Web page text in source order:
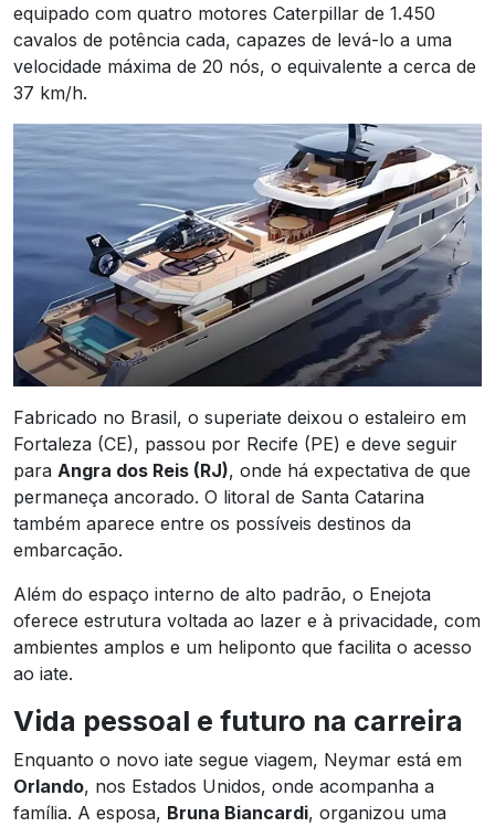
equipado com quatro motores Caterpillar de 1.450
cavalos de potência cada, capazes de levá-lo a uma
velocidade máxima de 20 nós, o equivalente a cerca de
37 km/h.
Fabricado no Brasil, o superiate deixou o estaleiro em
Fortaleza (CE), passou por Recife (PE) e deve seguir
para Angra dos Reis (RJ), onde há expectativa de que
permaneça ancorado. O litoral de Santa Catarina
também aparece entre os possíveis destinos da
embarcação.
Além do espaço interno de alto padrão, o Enejota
oferece estrutura voltada ao lazer e à privacidade, com
ambientes amplos e um heliponto que facilita o acesso
ao iate.
Vida pessoal e futuro na carreira
Enquanto o novo iate segue viagem, Neymar está em
Orlando, nos Estados Unidos, onde acompanha a
família. A esposa, Bruna Biancardi, organizou uma